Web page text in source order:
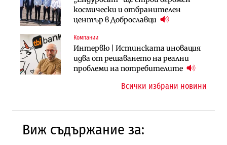
космически и отбранителен
център в Доброславци
Компании
Интервю | Истинската иновация
идва от решаването на реални
проблеми на потребителите
„Хювефарма“ подписа договор за
придобиване на Euroapi Italy
Инфраструктура
АПИ възложи промяната на
парцеларния план за
изпълнител за преместването на
трамвайното трасе по бул.
Инфраструктура
Вторият мост над Варненското
езеро става част от бъдещата
Всички избрани новини
Виж съдържание за: